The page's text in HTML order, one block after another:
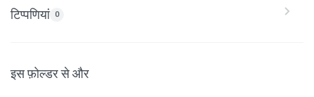
टिप्पणियां 0
इस फ़ोल्डर से और